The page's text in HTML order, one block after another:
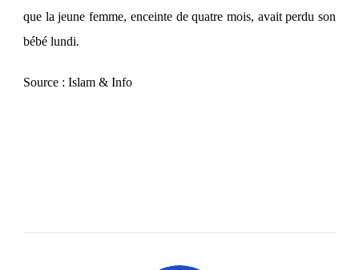
que la jeune femme, enceinte de quatre mois, avait perdu son
bébé lundi.
Source : Islam & Info